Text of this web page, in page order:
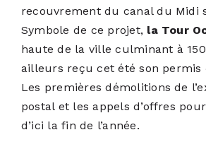
recouvrement du canal du Midi
Symbole de ce projet, la Tour
haute de la ville culminant à
ailleurs reçu cet été son permis
Les premières démolitions de
postal et les appels d’offres
d’ici la fin de l’année.